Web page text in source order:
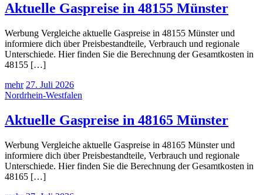
Aktuelle Gaspreise in 48155 Münster
Werbung Vergleiche aktuelle Gaspreise in 48155 Münster und
informiere dich über Preisbestandteile, Verbrauch und regionale
Unterschiede. Hier finden Sie die Berechnung der Gesamtkosten in
48155 […]
mehr 27. Juli 2026
Nordrhein-Westfalen
Aktuelle Gaspreise in 48165 Münster
Werbung Vergleiche aktuelle Gaspreise in 48165 Münster und
informiere dich über Preisbestandteile, Verbrauch und regionale
Unterschiede. Hier finden Sie die Berechnung der Gesamtkosten in
48165 […]